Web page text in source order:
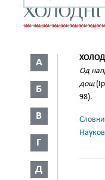
А
Б
В
Г
Д
Од
дощ
98).